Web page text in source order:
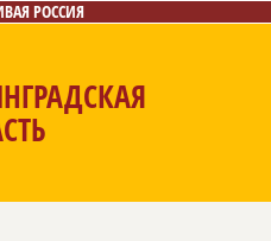
РОССИЯ